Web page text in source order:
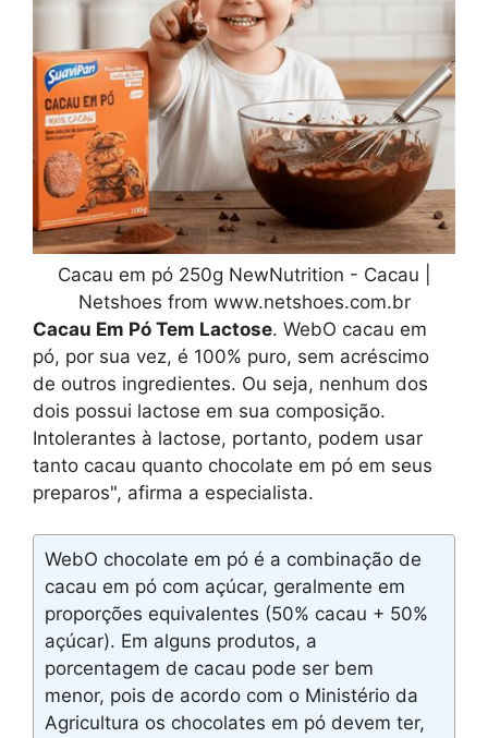
Cacau em pó 250g NewNutrition - Cacau |
Netshoes from www.netshoes.com.br
Cacau Em Pó Tem Lactose. WebO cacau em
pó, por sua vez, é 100% puro, sem acréscimo
de outros ingredientes. Ou seja, nenhum dos
dois possui lactose em sua composição.
Intolerantes à lactose, portanto, podem usar
tanto cacau quanto chocolate em pó em seus
preparos", afirma a especialista.
WebO chocolate em pó é a combinação de
cacau em pó com açúcar, geralmente em
proporções equivalentes (50% cacau + 50%
açúcar). Em alguns produtos, a
porcentagem de cacau pode ser bem
menor, pois de acordo com o Ministério da
Agricultura os chocolates em pó devem ter,